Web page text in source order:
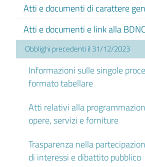
Atti e documenti di carattere
Atti e documenti e link alla
Obblighi precedenti il 31/12/2023
Informazioni sulle singole
formato tabellare
Atti relativi alla
opere, servizi e forniture
Trasparenza nella
di interessi e dibattito pubblico